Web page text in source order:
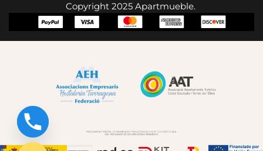
Copyright 2025 Apartmueble.